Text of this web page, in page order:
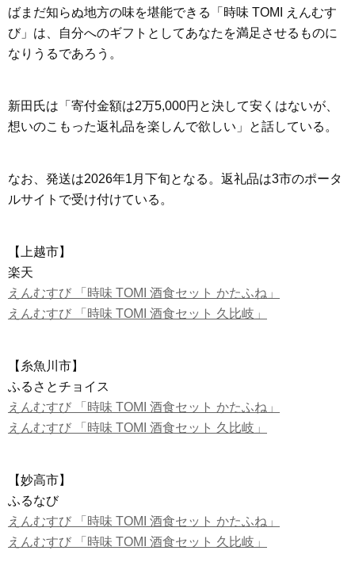
ばまだ知らぬ地方の味を堪能できる「時味 TOMI えんむす
び」は、自分へのギフトとしてあなたを満足させるものに
なりうるであろう。
新田氏は「寄付金額は2万5,000円と決して安くはないが、
想いのこもった返礼品を楽しんで欲しい」と話している。
なお、発送は2026年1月下旬となる。返礼品は3市のポータ
ルサイトで受け付けている。
【上越市】
楽天
えんむすび 「時味 TOMI 酒食セット かたふね」
えんむすび 「時味 TOMI 酒食セット 久比岐」
【糸魚川市】
ふるさとチョイス
えんむすび 「時味 TOMI 酒食セット かたふね」
えんむすび 「時味 TOMI 酒食セット 久比岐」
【妙高市】
ふるなび
えんむすび 「時味 TOMI 酒食セット かたふね」
えんむすび 「時味 TOMI 酒食セット 久比岐」